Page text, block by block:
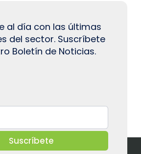
al día con las últimas
del sector. Suscríbete
Boletín de Noticias.
Suscríbete